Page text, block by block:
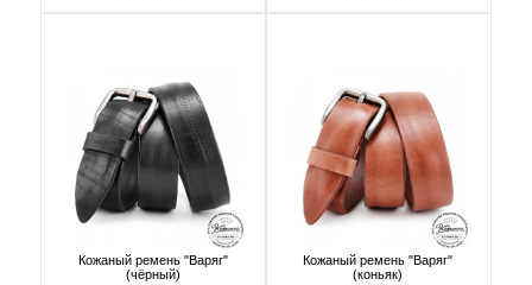
Кожаный ремень "Варяг"
(чёрный)
Кожаный ремень "Варяг"
(коньяк)